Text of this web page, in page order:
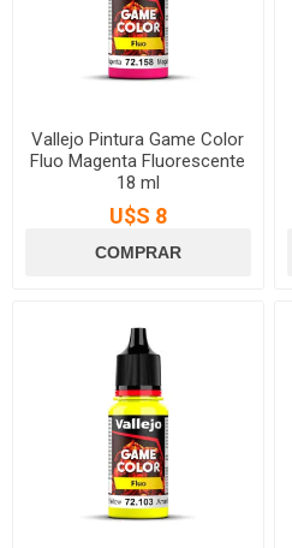
Vallejo Pintura Game Color
Fluo Magenta Fluorescente
18 ml
U$S 8